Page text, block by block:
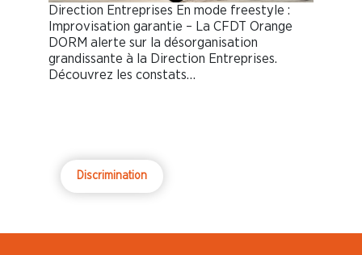
Direction Entreprises En mode freestyle :
Improvisation garantie – La CFDT Orange
DORM alerte sur la désorganisation
grandissante à la Direction Entreprises.
Découvrez les constats…
Discrimination